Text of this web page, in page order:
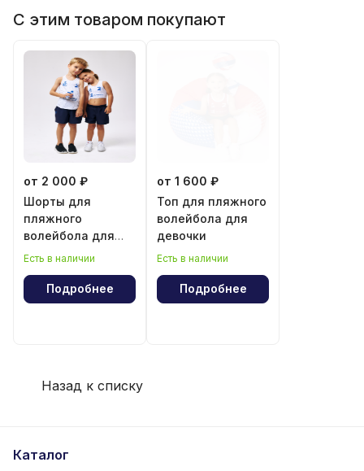
С этим товаром покупают
от 2 000 ₽
Шорты для
пляжного
волейбола для
мальчика и
Есть в наличии
Подробнее
от 1 600 ₽
Топ для пляжного
волейбола для
девочки
Есть в наличии
Подробнее
Назад к списку
Каталог